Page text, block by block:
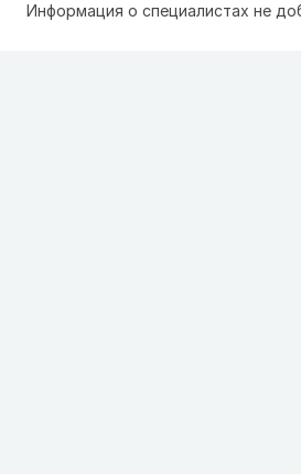
Информация о специалистах не